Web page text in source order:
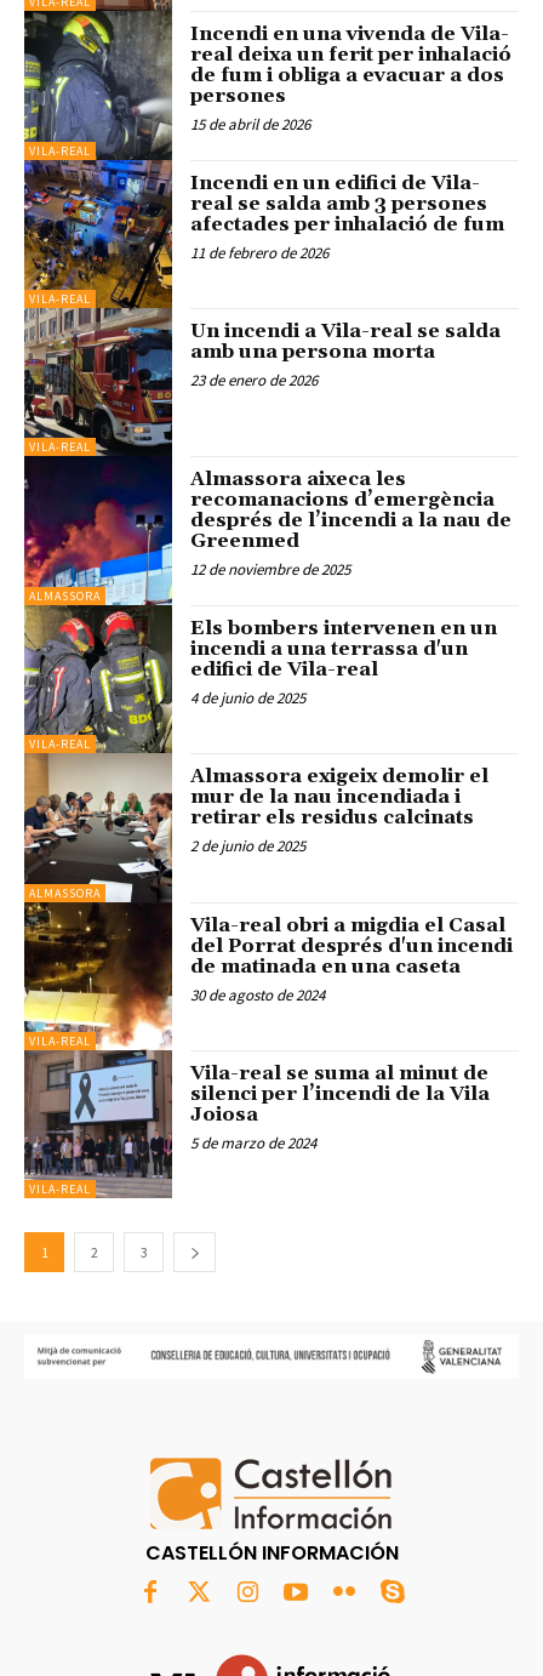
VILA-REAL
Incendi en una vivenda de Vila-
real deixa un ferit per inhalació
de fum i obliga a evacuar a dos
persones
15 de abril de 2026
VILA-REAL
Incendi en un edifici de Vila-
real se salda amb 3 persones
afectades per inhalació de fum
11 de febrero de 2026
VILA-REAL
Un incendi a Vila-real se salda
amb una persona morta
23 de enero de 2026
ALMASSORA
Almassora aixeca les
recomanacions d’emergència
després de l’incendi a la nau de
Greenmed
12 de noviembre de 2025
VILA-REAL
Els bombers intervenen en un
incendi a una terrassa d'un
edifici de Vila-real
4 de junio de 2025
ALMASSORA
Almassora exigeix demolir el
mur de la nau incendiada i
retirar els residus calcinats
2 de junio de 2025
VILA-REAL
Vila-real obri a migdia el Casal
del Porrat després d'un incendi
de matinada en una caseta
30 de agosto de 2024
VILA-REAL
Vila-real se suma al minut de
silenci per l’incendi de la Vila
Joiosa
5 de marzo de 2024
1 2 3
CASTELLÓN INFORMACIÓN